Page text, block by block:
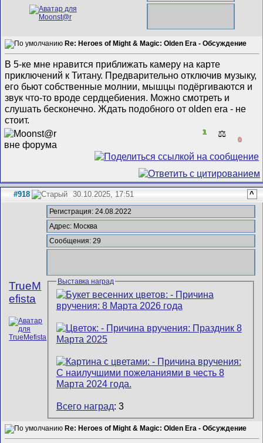
Re: Heroes of Might & Magic: Olden Era - Обсуждение
В 5-ке мне нравится приближать камеру на карте
приключений к Титану. Предварительно отключив музыку,
его бьют собственные молнии, мышцы подёргиваются и
звук что-то вроде сердцебиения. Можно смотреть и
слушать бесконечно. Ждать подобного от olden era - не
стоит.
1 ⚖️
0
#918 30.10.2025, 17:51 ^
TrueM
efista
Регистрация: 24.08.2022
Адрес: Москва
Сообщения: 29
Выставка наград
Всего наград: 3
Re: Heroes of Might & Magic: Olden Era - Обсуждение